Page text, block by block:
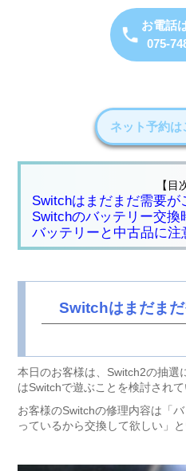
お電話
075-
ネット予約は
【目
Switchはまだまだ需要が
Switchのバッテリー交換
バッテリーと中古品に注
Switchはまだま
本日のお客様は、Switch2の抽選
はSwitchで遊ぶことを検討されて
お客様のSwitchの修理内容は「
っているから交換して欲しい」と